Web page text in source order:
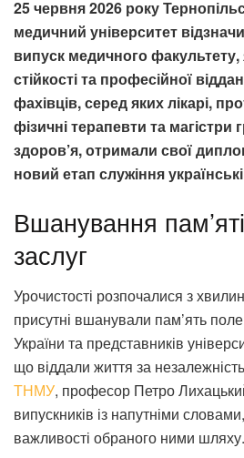
25 червня 2026 року
медичний університет
випуск медичного
стійкості та професійної
фахівців, серед яких лікарі,
фізичні терапевти та магістри
здоров’я, отримали свої
новий етап служіння
Вшанування
заслуг
Урочистості розпочалися з
присутні вшанували пам’ять
України та представників
що віддали життя за
ТНМУ, професор Петро
випускників із напутніми
важливості обраного ними шляху.